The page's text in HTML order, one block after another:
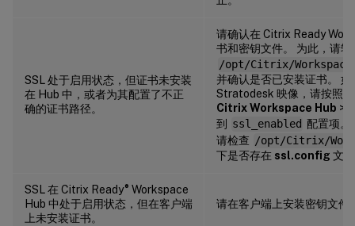
SSL 处于启用状态，但证书未安装
在 Hub 中，或者为其配置了不正
确的证书路径。
请确认在 Citrix Ready
书和密钥文件。 为此，请转
/opt/Citrix/
并确认是否已安装证书。
Stratodesk 映像，请按照
Citrix Workspace Hub >
到
ssl_enabled 配置项。
请检查 /opt/Citrix/
下是否存在 ssl.config 文
SSL 在 Citrix Ready® Workspace
Hub 中处于启用状态，但在客户端
上未安装证书。
请在客户端上安装密钥文件